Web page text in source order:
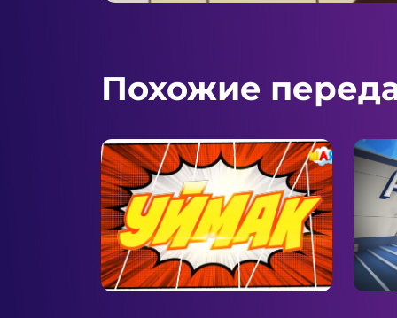
Похожие